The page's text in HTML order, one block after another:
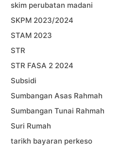
skim perubatan madani
SKPM 2023/2024
STAM 2023
STR
STR FASA 2 2024
Subsidi
Sumbangan Asas Rahmah
Sumbangan Tunai Rahmah
Suri Rumah
tarikh bayaran perkeso